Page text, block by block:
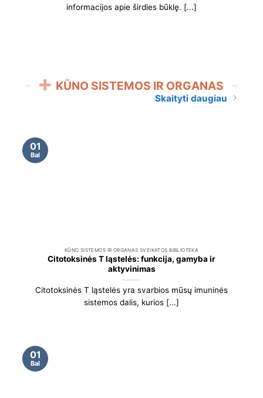
informacijos apie širdies būklę. [...]
KŪNO SISTEMOS IR ORGANAS
Skaityti daugiau
KŪNO SISTEMOS IR ORGANAS SVEIKATOS BIBLIOTEKA
Citotoksinės T ląstelės: funkcija, gamyba ir
aktyvinimas
Citotoksinės T ląstelės yra svarbios mūsų imuninės
sistemos dalis, kurios [...]
01
Bal
01
Bal